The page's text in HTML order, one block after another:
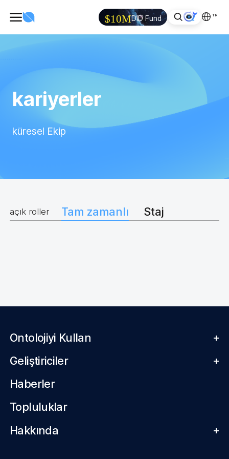
$10MDID Fund TR
kariyerler
küresel Ekip
açık roller Tam zamanlı Staj
Ontolojiyi Kullan
+
Geliştiriciler
+
Haberler
Topluluklar
Hakkında
+